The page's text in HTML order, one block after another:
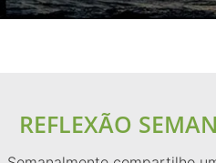
REFLEXÃO